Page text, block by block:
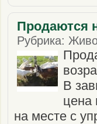
Продаются
Рубрика:
В
цена
на месте с